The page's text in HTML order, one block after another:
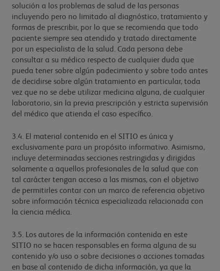
solución a los problemas de salud de las personas
incluyendo pero no limitado al diagnóstico, tratamiento y
formas de prescribir, por lo que se recomienda que todo
paciente siempre sea atendido y tratado directamente
por un especialista de la salud. Cada persona debe
consultar a su médico respecto de cualquier duda que
pueda tener sobre algún padecimiento y sobre todo antes
de decidirse sobre algún tratamiento en particular, toda
vez que no se debe utilizar medicina alguna, de cualquier
laboratorio, sin la previa prescripción y estricta supervisión
del médico que atienda el caso específico.
3.4. El material contenido en el SITIO es única y
exclusivamente para un propósito informativo. Asimismo,
incluye determinadas secciones restringidas y dirigidas
solamente a aquellos profesionales de la salud que con
tal carácter tengan acceso a las mismas, con el objetivo
de permitirles contar con un marco de referencia objetivo
sobre información técnica especializada relacionada con
la ciencia médica.
3.5. Los autores de la información contenida en este
SITIO no se hacen responsables en forma alguna de su
contenido y/o uso o sobre decisiones o acciones tomadas
en base al contenido de dicha información, ya que la